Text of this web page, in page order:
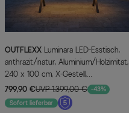
OUTFLEXX
anthrazit/natur, Aluminium/Holzimitat,
240 x 100 cm, X-Gestell,
pulverbeschichtet, mit beleuchtetem
Tischrahmen
799,90 €UVP 1.399,00 € -43%
Sofort lieferbar